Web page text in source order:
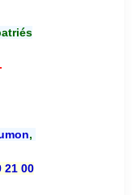
,
21 00